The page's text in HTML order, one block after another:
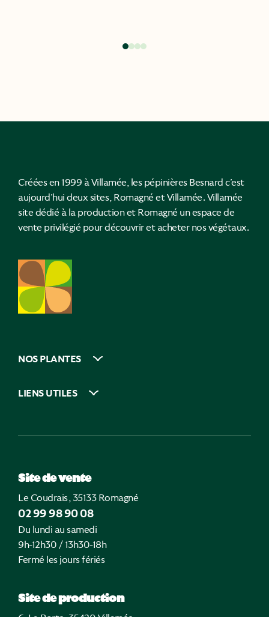
Créées en 1999 à Villamée, les pépinières Besnard c’est
aujourd’hui deux sites, Romagné et Villamée. Villamée
site dédié à la production et Romagné un espace de
vente privilégié pour découvrir et acheter nos végétaux.
NOS PLANTES
LIENS UTILES
Site de vente
Le Coudrais, 35133 Romagné
02 99 98 90 08
Du lundi au samedi
9h-12h30 / 13h30-18h
Fermé les jours fériés
Site de production